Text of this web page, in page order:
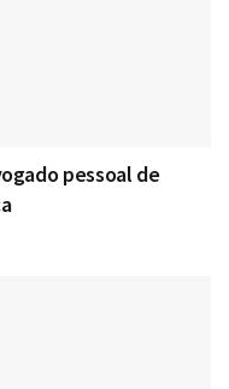
pessoal de